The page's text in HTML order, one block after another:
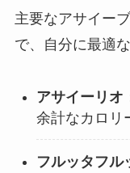
主要なアサイー
で、自分に最適
アサイーリオ
余計なカロリ
フルッタフル